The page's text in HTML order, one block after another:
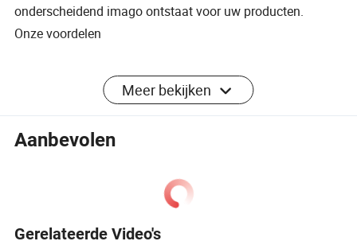
onderscheidend imago ontstaat voor uw producten.
Onze voordelen
item
Logo afdrukken
Meer bekijken
Aanbevolen
Gerelateerde Video's